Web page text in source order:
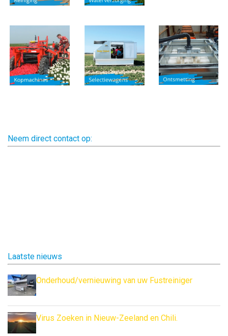
Neem direct contact op:
Laatste nieuws
Onderhoud/vernieuwing van uw Fustreiniger
Virus Zoeken in Nieuw-Zeeland en Chili.